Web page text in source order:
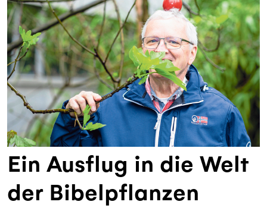
Ein Ausflug in die Welt
der Bibelpflanzen